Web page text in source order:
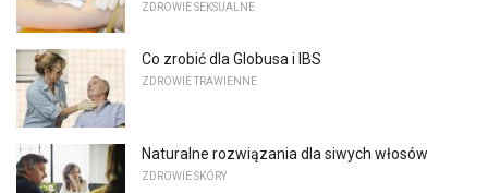
ZDROWIE SEKSUALNE
Co zrobić dla Globusa i IBS
ZDROWIE TRAWIENNE
Naturalne rozwiązania dla siwych włosów
ZDROWIE SKÓRY